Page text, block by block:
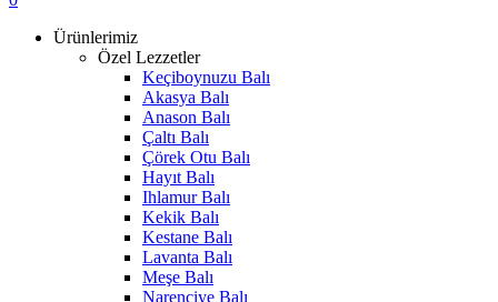
Ürünlerimiz
Özel Lezzetler
Keçiboynuzu Balı
Akasya Balı
Anason Balı
Çaltı Balı
Çörek Otu Balı
Hayıt Balı
Ihlamur Balı
Kekik Balı
Kestane Balı
Lavanta Balı
Meşe Balı
Narenciye Balı